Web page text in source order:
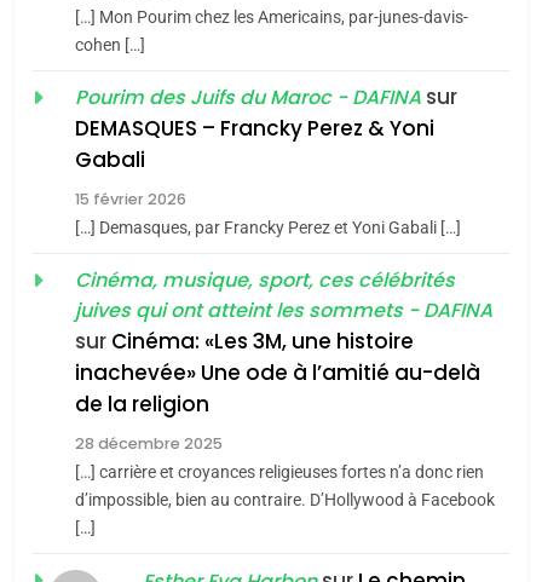
du terroir
Oeil ravageur – Vanessa
De Loya Stauber
«Tu dis génocide, je dis
guerre»: La nouvelle
chanson de Boy George
ISRAÉL JUDAISME
Accords d’Isaac:
[…] Mon Pourim chez les Americains, par-junes-davis-
cohen […]
Pourim des Juifs du Maroc - DAFINA sur
DEMASQUES – Francky Perez & Yoni
Gabali
15 février 2026
[…] Demasques, par Francky Perez et Yoni Gabali […]
Cinéma, musique, sport, ces célébrités
juives qui ont atteint les sommets - DAFINA
sur Cinéma: «Les 3M, une histoire
inachevée» Une ode à l’amitié au-delà
de la religion
28 décembre 2025
[…] carrière et croyances religieuses fortes n’a donc rien
d’impossible, bien au contraire. D’Hollywood à Facebook
[…]
meurtrière selon le rapport
l’antisémitisme
FIÈRE, DIGNE ET RÉSILIENTE :
POURQUOI JE REVENDIQUE
MA JUDAÏTE par Thérèse
Zrihen-Dvir
ISRAÉL
CE QUI NOUS MANQUE –
JUDAISME